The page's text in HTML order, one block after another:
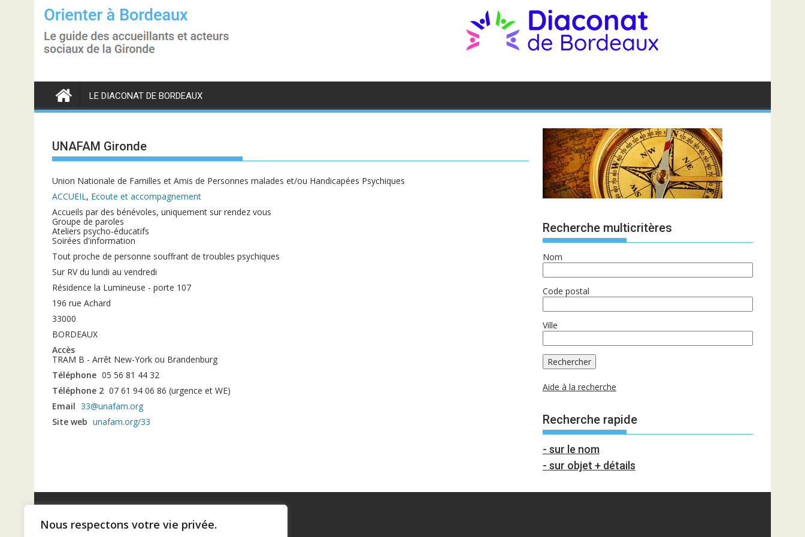
Nous respectons votre vie privée.
o
e
LE DIACONAT DE BORDEAUX
UNAFAM Gironde
Union Nationale de Familles et Amis de Personnes malades et/ou Handicapées Psychiques
ACCUEIL, Ecoute et accompagnement
Accueils par des bénévoles, uniquement sur rendez vous
Groupe de paroles
Ateliers psycho-éducatifs
Soirées d'information
Tout proche de personne souffrant de troubles psychiques
Sur RV du lundi au vendredi
Résidence la Lumineuse - porte 107
196 rue Achard
33000
BORDEAUX
Accès
TRAM B - Arrêt New-York ou Brandenburg
Téléphone 05 56 81 44 32
Téléphone 2 07 61 94 06 86 (urgence et WE)
Email 33@unafam.org
Site web unafam.org/33
Recherche multicritères
Nom
Code postal
Ville
Aide à la recherche
Recherche rapide
- sur le nom
- sur objet + détails